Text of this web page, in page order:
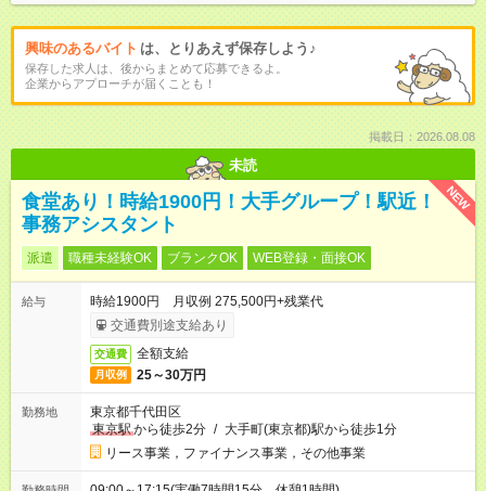
興味のあるバイト は、とりあえず保存しよう♪
保存した求人は、後からまとめて応募できるよ。
企業からアプローチが届くことも！
掲載日：2026.08.08
未読
NEW
食堂あり！時給1900円！大手グループ！駅近！
事務アシスタント
派遣 職種未経験OK ブランクOK WEB登録・面接OK
給与
時給1900円 月収例 275,500円+残業代
交通費別途支給あり
交通費 全額支給
月収例 25～30万円
勤務地
東京都千代田区
東京駅から徒歩2分 / 大手町(東京都)駅から徒歩1分
リース事業，ファイナンス事業，その他事業